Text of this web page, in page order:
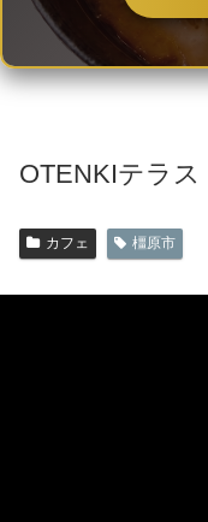
OTENKIテラス
カフェ 橿原市